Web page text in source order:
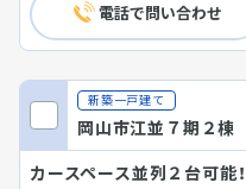
電話で問い合わせ
新築一戸建て
岡山市江並７期２棟
カースペース並列２台可能